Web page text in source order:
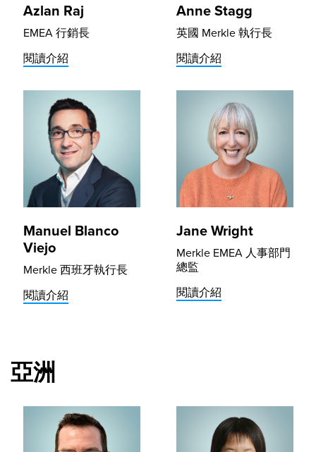
Azlan Raj
EMEA 行銷長
閱讀介紹
Anne Stagg
英國 Merkle 執行長
閱讀介紹
Manuel Blanco
Viejo
Merkle 西班牙執行長
閱讀介紹
Jane Wright
Merkle EMEA 人事部門
總監
閱讀介紹
亞洲